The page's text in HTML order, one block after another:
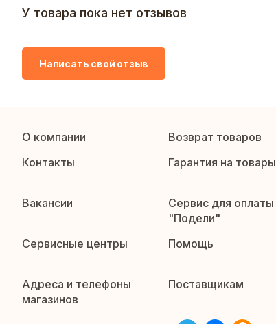
У товара пока нет отзывов
Написать свой отзыв
О компании Возврат товаров
Контакты
Гарантия на товары
Вакансии
Сервис для оплаты
"Подели"
Сервисные центры
Помощь
Адреса и телефоны
магазинов
Поставщикам